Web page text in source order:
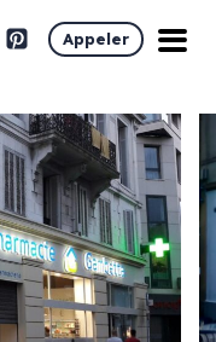
Appeler